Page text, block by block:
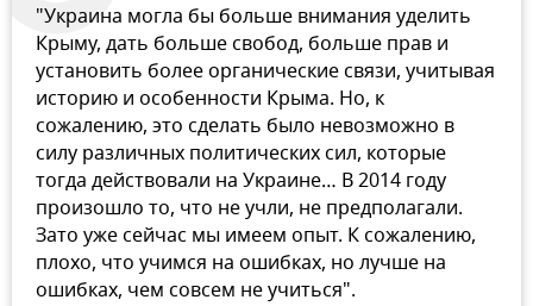
"Украина могла бы больше внимания уделить
Крыму, дать больше свобод, больше прав и
установить более органические связи, учитывая
историю и особенности Крыма. Но, к
сожалению, это сделать было невозможно в
силу различных политических сил, которые
тогда действовали на Украине… В 2014 году
произошло то, что не учли, не предполагали.
Зато уже сейчас мы имеем опыт. К сожалению,
плохо, что учимся на ошибках, но лучше на
ошибках, чем совсем не учиться".